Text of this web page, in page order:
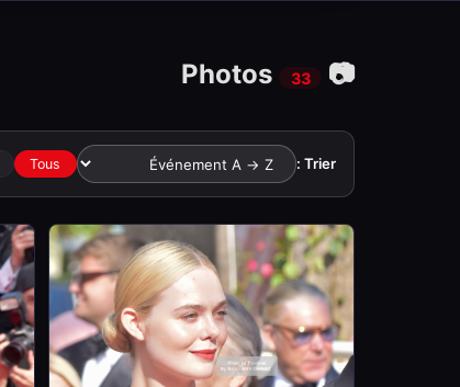
📷 Photos
33
Trier :
Tous